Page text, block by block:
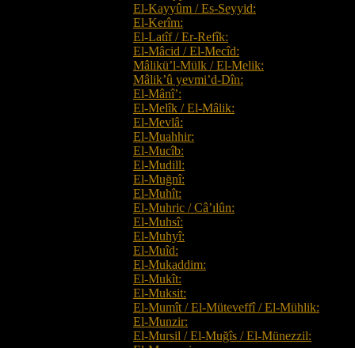
El-Kayyûm / Es-Seyyid:
El-Kerîm:
El-Latîf / Er-Refîk:
El-Mâcid / El-Mecîd:
Mâlikü’l-Mülk / El-Melik:
Mâlik’û yevmi’d-Dîn:
El-Mânî’:
El-Melîk / El-Mâlik:
El-Mevlâ:
El-Muahhir:
El-Mucîb:
El-Mudill:
El-Muğnî:
El-Muhît:
El-Muhric / Câ’ılûn:
El-Muhsî:
El-Muhyî:
El-Muîd:
El-Mukaddim:
El-Mukît:
El-Muksit:
El-Mumît / El-Müteveffî / El-Mühlik:
El-Munzir:
El-Mursil / El-Muğîs / El-Münezzil: